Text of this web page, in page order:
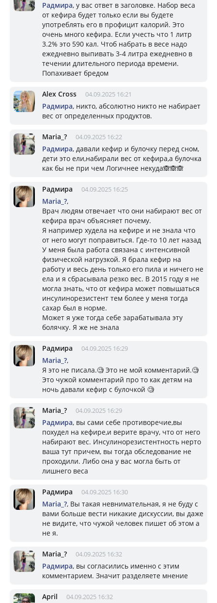
Радмира, у вас ответ в заголовке. Набор веса
от кефира будет только если вы будете
употреблять его в профицит калорий. Это
очень много кефира. Если учесть что 1 литр
3.2% это 590 кал. Чтоб набрать в весе надо
ежедневно выпивать 3-4 литра ежедневно в
течении длительного периода времени.
Попахивает бредом
Alex Cross 04.09.2025 16:21
Радмира, никто, абсолютно никто не набирает
вес от определенных продуктов.
Mariа_? 04.09.2025 16:22
Радмира, давали кефир и булочку перед сном,
дети это ели,набирали вес от кефира,а булочка
как бы не при чем Логичнее некуда🙈🙈🙈
Радмира 04.09.2025 16:25
Mariа_?,
Врач людям отвечает что они набирают вес от
кефира врач объясняет почему.
Я например худела на кефире и не знала что
от него могут поправиться. Где-то 10 лет назад
У меня была работа связана с интенсивной
физической нагрузкой. Я брала кефир на
работу и весь день только его пила и ничего не
ела и я сбрасывала резко вес. В 2015 году я не
могла знать, что от кефира может повышаться
инсулинорезистент тем более у меня тогда
сахар был в норме.
Может я уже тогда себе зарабатывала эту
болячку. Я же не знала
Радмира 04.09.2025 16:29
Mariа_?,
Я это не писала.🧐 Это не мой комментарий.🧐
Это чужой комментарий про то как детям на
ночь давали кефир с булочкой 🧐
Mariа_? 04.09.2025 16:29
Радмира, вы сами себе противоречие,вы
похудел на кефире,и верите врачу, что от него
набирают вес. Инсулинорезистентность нерто
ваша тут причем, вы тогда обследование не
проходили. Либо она у вас могла быть от
лишнего веса
Радмира 04.09.2025 16:30
Mariа_?, Вы такая невнимательная, я не буду с
вами больше вести никакие дискуссии, вы даже
не видите, что чужой человек пишет об этом а
не я.
Mariа_? 04.09.2025 16:32
Радмира, вы согласились именно с этим
комментарием. Значит разделяете мнение
April 04.09.2025 16:32